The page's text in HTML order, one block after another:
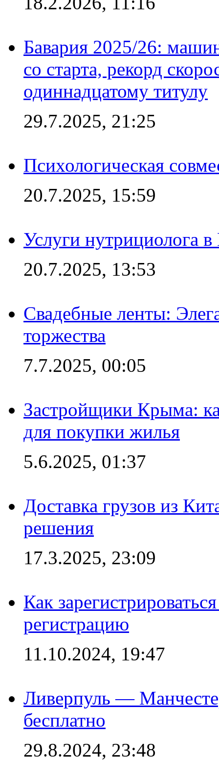
Бавария 2025/26:
со старта, рекорд
одиннадцатому титулу
29.7.2025, 21:25
Психологическая
20.7.2025, 15:59
Услуги нутрициолога
20.7.2025, 13:53
Свадебные ленты:
торжества
7.7.2025, 00:05
Застройщики Крыма:
для покупки жилья
5.6.2025, 01:37
Доставка грузов из
решения
17.3.2025, 23:09
Как
регистрацию
11.10.2024, 19:47
Ливерпуль —
бесплатно
29.8.2024, 23:48